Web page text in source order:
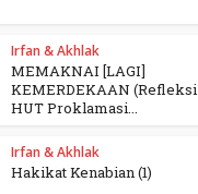
Irfan & Akhlak
MEMAKNAI [LAGI]
KEMERDEKAAN (Refleksi
HUT Proklamasi...
Irfan & Akhlak
Hakikat Kenabian (1)